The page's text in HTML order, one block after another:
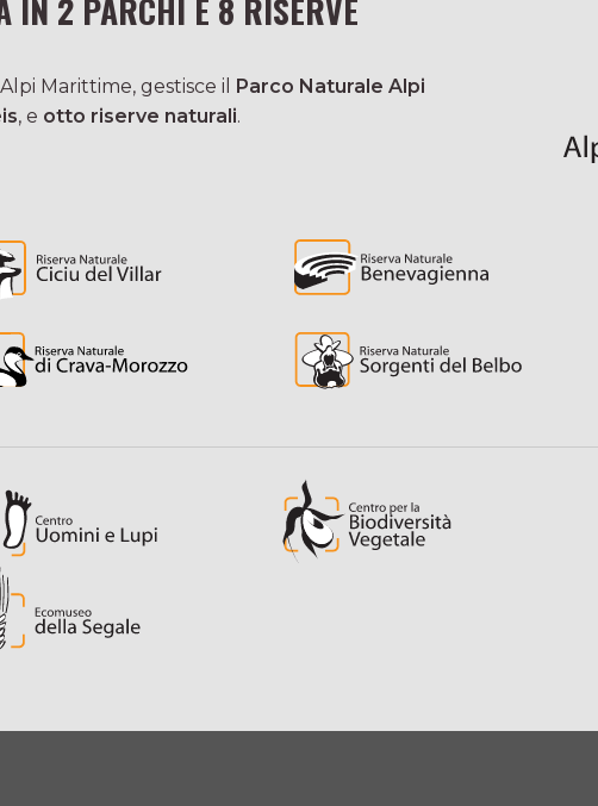
Marittime, gestisce il Parco Naturale Alpi
, e otto riserve naturali.